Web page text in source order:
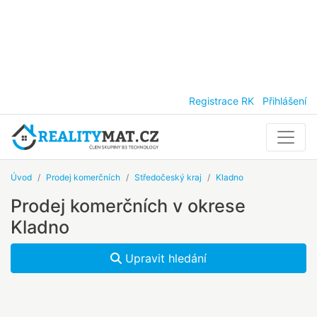
Registrace RK Přihlášení
Úvod Prodej komerčních Středočeský kraj Kladno
Prodej komerčních v okrese
Kladno
Upravit hledání